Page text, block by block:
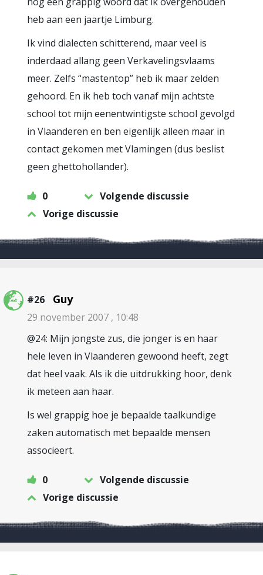
heb aan een jaartje Limburg.
Ik vind dialecten schitterend, maar veel is
inderdaad allang geen Verkavelingsvlaams
meer. Zelfs “mastentop” heb ik maar zelden
gehoord. En ik heb toch vanaf mijn achtste
school tot mijn eenentwintigste school gevolgd
in Vlaanderen en ben eigenlijk alleen maar in
contact gekomen met Vlamingen (dus beslist
geen ghettohollander).
0
Volgende discussie
Vorige discussie
#26 Guy
29 november 2007 , 10:48
@24: Mijn jongste zus, die jonger is en haar
hele leven in Vlaanderen gewoond heeft, zegt
dat heel vaak. Als ik die uitdrukking hoor, denk
ik meteen aan haar.
Is wel grappig hoe je bepaalde taalkundige
zaken automatisch met bepaalde mensen
associeert.
0
Volgende discussie
Vorige discussie